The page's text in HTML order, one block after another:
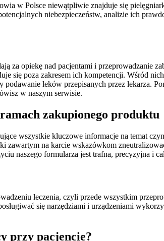
w Polsce niewątpliwie znajduje się
niebezpieczeństw, analizie ich
za opiekę nad pacjentami i przeprowadzanie
się poza zakresem ich kompetencji. Wśród
leków przepisanych przez lekarza.
w naszym serwisie.
zakupionego produktu
wszystkie kluczowe informacje na temat
na karcie wskazówkom
naszego formularza jest trafna, precyzyjna i
leczenia, czyli przede wszystkim
się narzędziami i urządzeniami
przy pacjencie?